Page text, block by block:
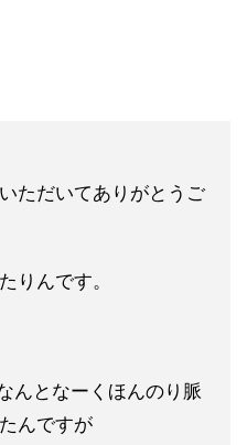
ただいてありがとうご
りんです。
んとなーくほんのり脈
んですが